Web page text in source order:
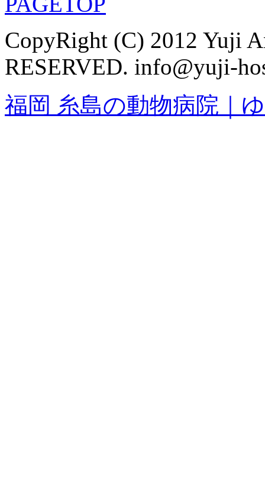
CopyRight (C) 2012 Yuji
RESERVED. info@yuji-
福岡 糸島の動物病院｜